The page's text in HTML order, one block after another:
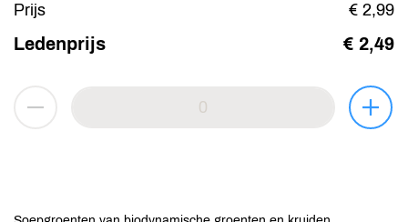
Prijs
€ 2,99
Ledenprijs € 2,49